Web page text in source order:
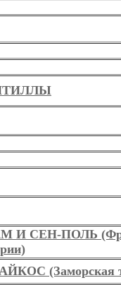
И СЕН-ПОЛЬ
(Заморская